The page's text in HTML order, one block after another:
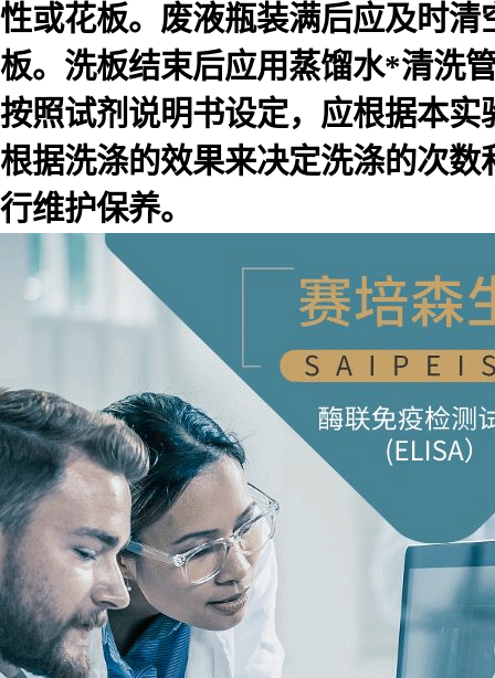
性或花板。废液瓶装满后应及时
板。洗板结束后应用蒸馏水*清洗
按照试剂说明书设定，应根据本
根据洗涤的效果来决定洗涤的次
行维护保养。